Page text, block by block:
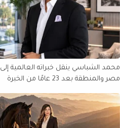
محمد الشباسي ينقل خبراته العالمية إلى
مصر والمنطقة بعد 23 عامًا من الخبرة